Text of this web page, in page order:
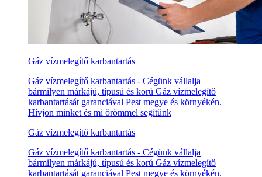
Gáz vízmelegítő karbantartás
Gáz vízmelegítő karbantartás - Cégünk vállalja
bármilyen márkájú, típusú és korú Gáz vízmelegítő
karbantartását garanciával Pest megye és környékén.
Hívjon minket és mi örömmel segítünk
Gáz vízmelegítő karbantartás
Gáz vízmelegítő karbantartás - Cégünk vállalja
bármilyen márkájú, típusú és korú Gáz vízmelegítő
karbantartását garanciával Pest megye és környékén.